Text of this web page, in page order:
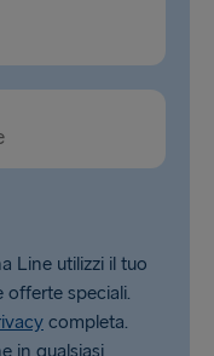
Line utilizzi il tuo
offerte speciali.
completa.